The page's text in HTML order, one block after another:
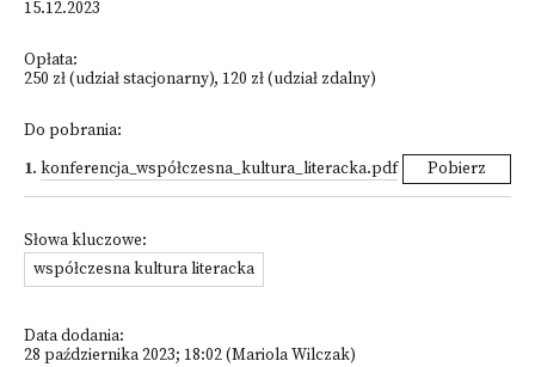
15.12.2023
Opłata:
250 zł (udział stacjonarny), 120 zł (udział zdalny)
Do pobrania:
1. konferencja_współczesna_kultura_literacka.pdf Pobierz
Słowa kluczowe:
współczesna kultura literacka
Data dodania:
28 października 2023; 18:02 (Mariola Wilczak)